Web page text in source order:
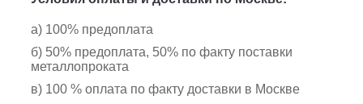
а) 100% предоплата
б) 50% предоплата, 50% по факту поставки
металлопроката
в) 100 % оплата по факту доставки в Москве